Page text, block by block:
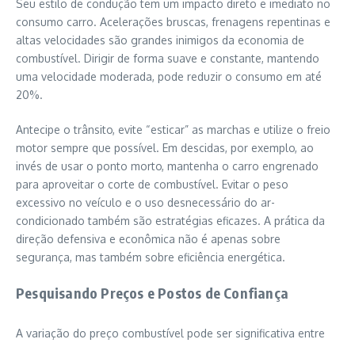
Seu estilo de condução tem um impacto direto e imediato no
consumo carro. Acelerações bruscas, frenagens repentinas e
altas velocidades são grandes inimigos da economia de
combustível. Dirigir de forma suave e constante, mantendo
uma velocidade moderada, pode reduzir o consumo em até
20%.
Antecipe o trânsito, evite “esticar” as marchas e utilize o freio
motor sempre que possível. Em descidas, por exemplo, ao
invés de usar o ponto morto, mantenha o carro engrenado
para aproveitar o corte de combustível. Evitar o peso
excessivo no veículo e o uso desnecessário do ar-
condicionado também são estratégias eficazes. A prática da
direção defensiva e econômica não é apenas sobre
segurança, mas também sobre eficiência energética.
Pesquisando Preços e Postos de Confiança
A variação do preço combustível pode ser significativa entre